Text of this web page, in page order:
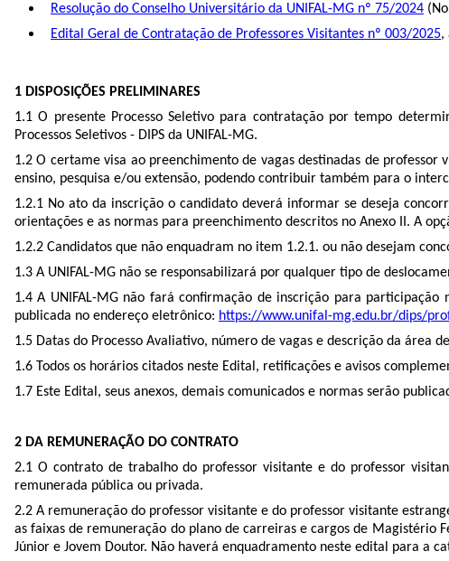
Resolução do Conselho Universitário da UNIFAL-MG nº 75/2024
Edital Geral de Contratação de Professores Visitantes nº 003/2025,
1 DISPOSIÇÕES PRELIMINARES
1.1 O presente Processo Seletivo para contratação por tempo
Processos Seletivos - DIPS da UNIFAL-MG.
1.2 O certame visa ao preenchimento de vagas destinadas de
ensino, pesquisa e/ou extensão, podendo contribuir também para o
1.2.1 No ato da inscrição o candidato deverá informar se deseja
orientações e as normas para preenchimento descritos no Anexo II . A
1.2.2 Candidatos que não enquadram no item 1.2.1. ou não desejam
1.3 A UNIFAL-MG não se responsabilizará por qualquer tipo de
1.4 A UNIFAL-MG não fará confirmação de inscrição para
publicada no endereço eletrônico: https://www.unifal-mg.edu.br/dips/
1.5 Datas do Processo Avaliativo, número de vagas e descrição da área
1.6 Todos os horários citados neste Edital, retificações e avisos
1.7 Este Edital, seus anexos, demais comunicados e normas serão
2 DA REMUNERAÇÃO DO CONTRATO
2.1 O contrato de trabalho do professor visitante e do professor
remunerada pública ou privada.
2.2 A remuneração do professor visitante e do professor visitante
as faixas de remuneração do plano de carreiras e cargos de Magistério
Júnior e Jovem Doutor. Não haverá enquadramento neste edital para a